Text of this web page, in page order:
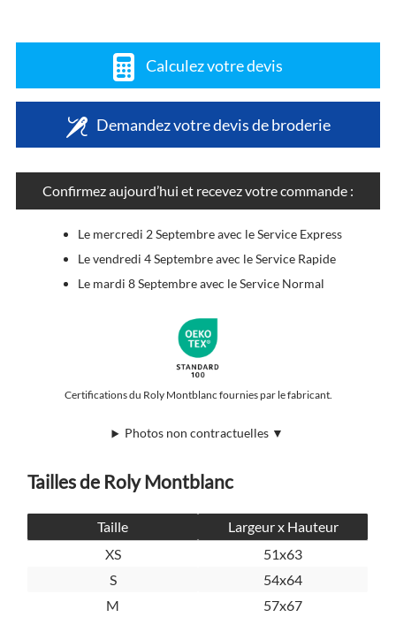
Calculez votre devis
Demandez votre devis de broderie
Confirmez aujourd’hui et recevez votre commande :
Le mercredi 2 Septembre avec le Service Express
Le vendredi 4 Septembre avec le Service Rapide
Le mardi 8 Septembre avec le Service Normal
Certifications du Roly Montblanc fournies par le fabricant.
Photos non contractuelles ▼
Tailles de Roly Montblanc
Taille
Largeur x Hauteur
XS
51x63
S
54x64
M
57x67